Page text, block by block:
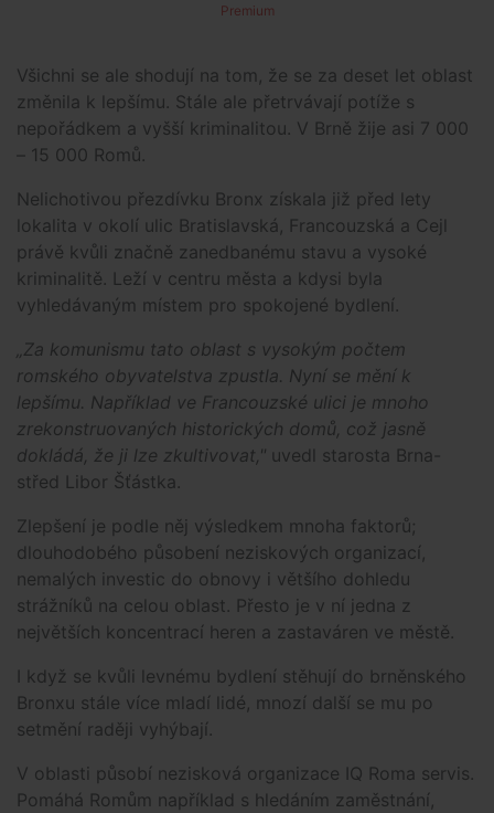
Premium
Všichni se ale shodují na tom, že se za deset let oblast
změnila k lepšímu. Stále ale přetrvávají potíže s
nepořádkem a vyšší kriminalitou. V Brně žije asi 7 000
– 15 000 Romů.
Nelichotivou přezdívku Bronx získala již před lety
lokalita v okolí ulic Bratislavská, Francouzská a Cejl
právě kvůli značně zanedbanému stavu a vysoké
kriminalitě. Leží v centru města a kdysi byla
vyhledávaným místem pro spokojené bydlení.
„Za komunismu tato oblast s vysokým počtem
romského obyvatelstva zpustla. Nyní se mění k
lepšímu. Například ve Francouzské ulici je mnoho
zrekonstruovaných historických domů, což jasně
dokládá, že ji lze zkultivovat," uvedl starosta Brna-
střed Libor Šťástka.
Zlepšení je podle něj výsledkem mnoha faktorů;
dlouhodobého působení neziskových organizací,
nemalých investic do obnovy i většího dohledu
strážníků na celou oblast. Přesto je v ní jedna z
největších koncentrací heren a zastaváren ve městě.
I když se kvůli levnému bydlení stěhují do brněnského
Bronxu stále více mladí lidé, mnozí další se mu po
setmění raději vyhýbají.
V oblasti působí nezisková organizace IQ Roma servis.
Pomáhá Romům například s hledáním zaměstnání,